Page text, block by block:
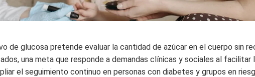
de glucosa pretende evaluar la cantidad de azúcar en el cuerpo sin
una meta que responde a demandas clínicas y sociales al facilitar
el seguimiento continuo en personas con diabetes y grupos en